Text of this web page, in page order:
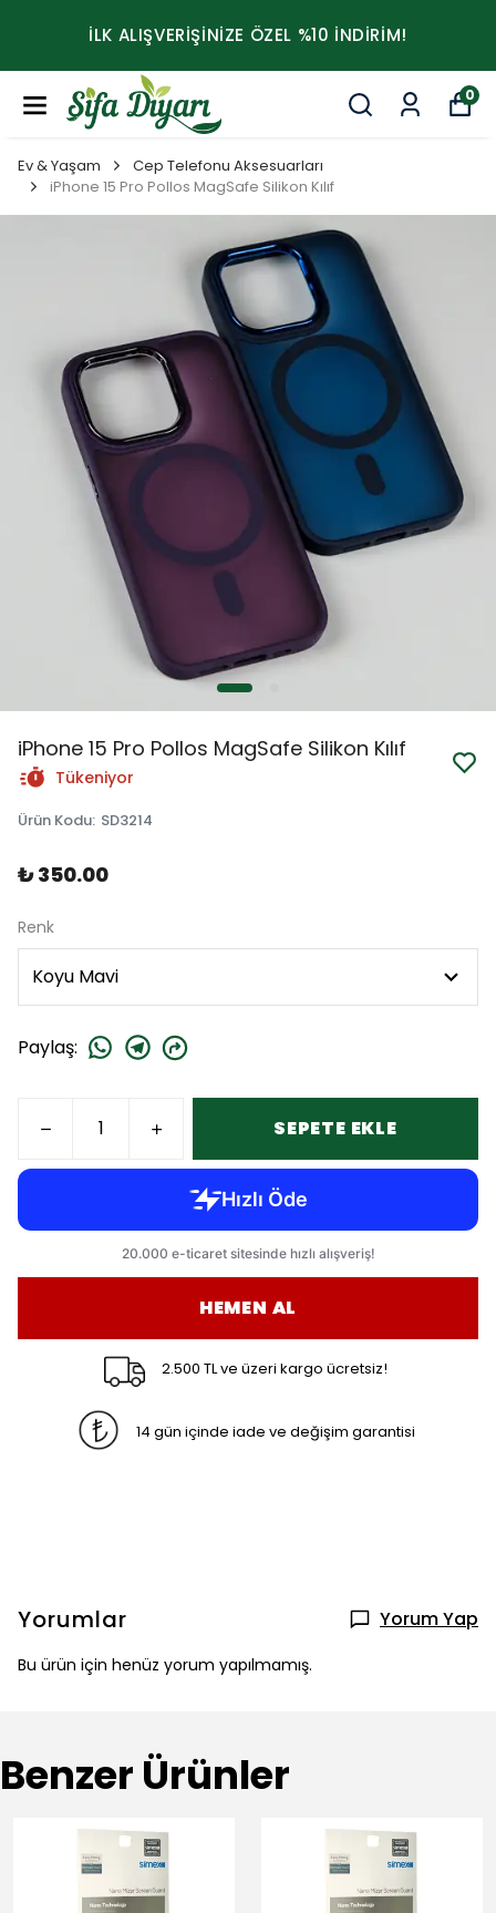
İLK ALIŞVERİŞİNİZE ÖZEL %10 İNDİRİM!
0
Ev & Yaşam
Cep Telefonu Aksesuarları
iPhone 15 Pro Pollos MagSafe Silikon Kılıf
iPhone 15 Pro Pollos MagSafe Silikon Kılıf
Tükeniyor
Ürün Kodu: SD3214
₺ 350.00
Renk
Paylaş:
SEPETE EKLE
HEMEN AL
2.500 TL ve üzeri kargo ücretsiz!
14 gün içinde iade ve değişim garantisi
Yorumlar Yorum Yap
Bu ürün için henüz yorum yapılmamış.
Benzer Ürünler